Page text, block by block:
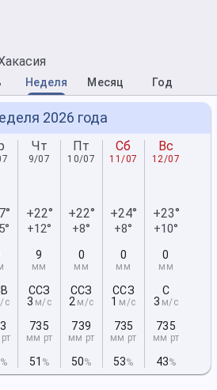
Неделя Месяц Год
2026 года
с
%
Чт
9/07
+22°
+12°
9
мм
ССЗ
3 м/с
735
мм рт
51 %
Пт
10/07
+22°
+8°
0
мм
ССЗ
2 м/с
739
мм рт
50%
Сб
11/07
+24°
+8°
0
мм
ССЗ
1 м/с
735
мм рт
53%
Вс
12/07
+23°
+10°
0
мм
С
3 м/с
735
мм рт
43%